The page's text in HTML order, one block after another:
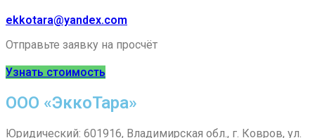
ekkotara@yandex.com
Отправьте заявку на просчёт
Узнать стоимость
ООО «ЭккоТара»
Юридический: 601916, Владимирская обл., г. Ковров, ул.